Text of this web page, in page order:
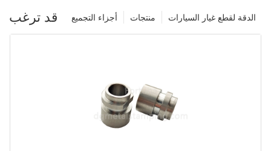
قد ترغب الدقة لقطع غيار السيارات منتجات أجزاء التجميع